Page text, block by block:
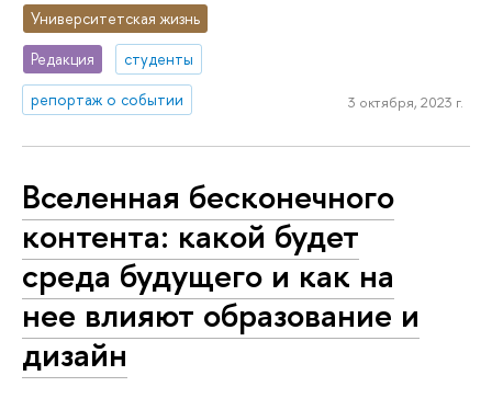
Университетская жизнь
Редакция
студенты
репортаж о событии
3 октября, 2023 г.
Вселенная бесконечного
контента: какой будет
среда будущего и как на
нее влияют образование и
дизайн